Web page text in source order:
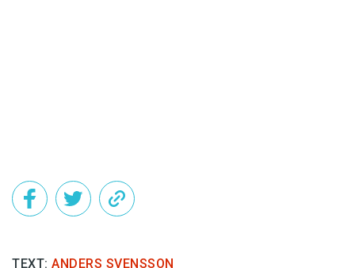
Det här innehållet kräver att du accepterar cookies.
TEXT: ANDERS SVENSSON